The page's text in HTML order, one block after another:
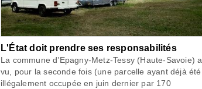
L'État doit prendre ses responsabilités
La commune d’Epagny-Metz-Tessy (Haute-Savoie) a
vu, pour la seconde fois (une parcelle ayant déjà été
illégalement occupée en juin dernier par 170